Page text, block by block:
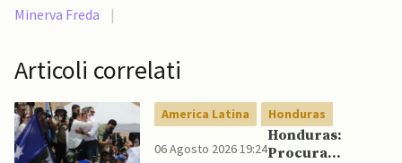
Minerva Freda |
Articoli correlati
America Latina Honduras
06 Agosto 2026 19:24
Honduras:
Procura